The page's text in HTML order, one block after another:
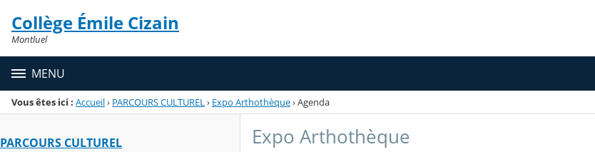
Menu de la rubrique
Contenu
Collège Émile Cizain
Montluel
MENU
Vous êtes ici : Accueil› PARCOURS CULTUREL› Expo Arthothèque›Agenda
PARCOURS CULTUREL Expo Arthothèque